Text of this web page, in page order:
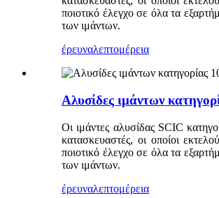
ποιοτικό έλεγχο σε όλα τα
των ιμάντων.
έρευναλεπτομέρεια
Αλυσίδες ιμάντων
Οι ιμάντες αλυσίδας SCIC
κατασκευαστές, οι οποίοι
ποιοτικό έλεγχο σε όλα τα
των ιμάντων.
έρευναλεπτομέρεια